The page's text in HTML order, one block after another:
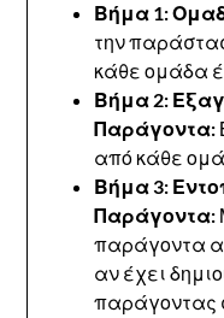
Βήμα 1:
την
κάθε ομάδα
Βήμα 2:
Παράγοντα:
από κάθε
Βήμα 3:
Παράγοντα:
παράγοντα
αν έχει
παράγοντας